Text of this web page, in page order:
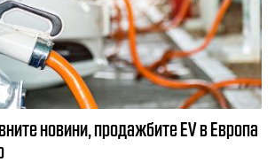
новини, продажбите EV в Европа